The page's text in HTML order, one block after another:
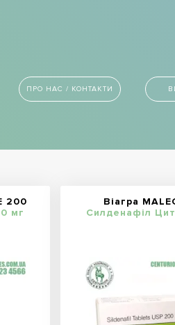
ПРО НАС / КОНТАКТИ
200
мг
Віагра
Силденафіл